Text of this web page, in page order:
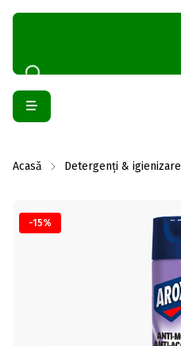
Acasă Detergenți & igienizare
-15%